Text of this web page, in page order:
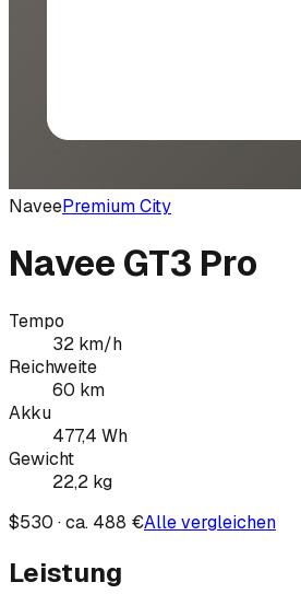
NaveePremium City
Navee GT3 Pro
Tempo
32 km/h
Reichweite
60 km
Akku
477,4 Wh
Gewicht
22,2 kg
$530 · ca. 488 €Alle vergleichen
Leistung